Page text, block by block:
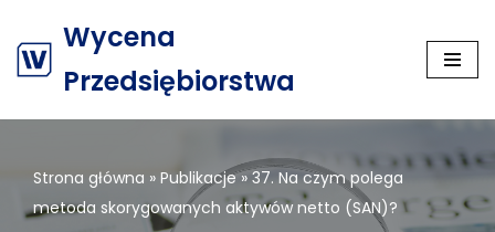
Przejdź
treści
Wycena
Przedsiębiorstwa
Strona główna » Publikacje» 37. Na czym polega
metoda skorygowanych aktywów netto (SAN)?